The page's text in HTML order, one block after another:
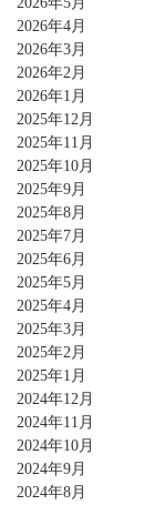
2026年4月
2026年3月
2026年2月
2026年1月
2025年12月
2025年11月
2025年10月
2025年9月
2025年8月
2025年7月
2025年6月
2025年5月
2025年4月
2025年3月
2025年2月
2025年1月
2024年12月
2024年11月
2024年10月
2024年9月
2024年8月